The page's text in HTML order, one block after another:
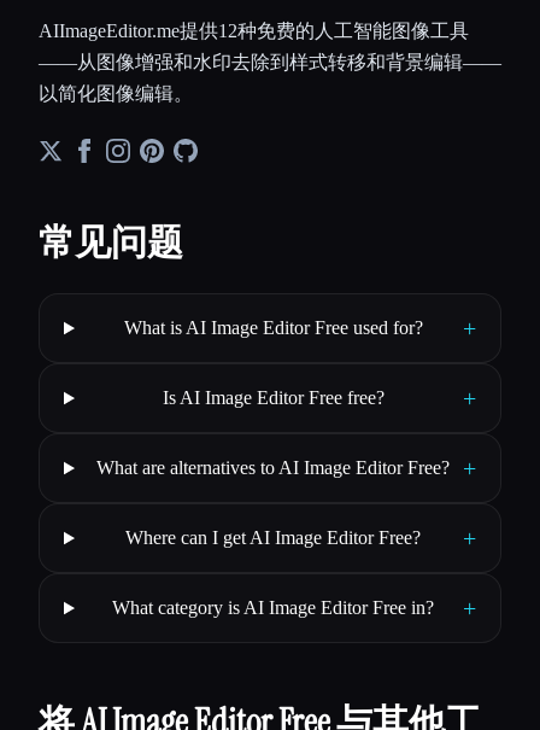
AIImageEditor.me提供12种免费的人工智能图像工具
——从图像增强和水印去除到样式转移和背景编辑——
以简化图像编辑。
常见问题
What is AI Image Editor Free used for? +
Is AI Image Editor Free free? +
What are alternatives to AI Image Editor Free? +
Where can I get AI Image Editor Free? +
What category is AI Image Editor Free in? +